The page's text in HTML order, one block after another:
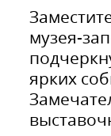
музея-
ярких